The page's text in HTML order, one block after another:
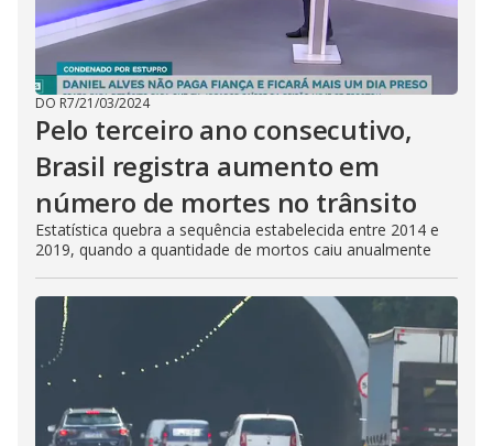
DO R7/21/03/2024
Pelo terceiro ano consecutivo,
Brasil registra aumento em
número de mortes no trânsito
Estatística quebra a sequência estabelecida entre 2014 e
2019, quando a quantidade de mortos caiu anualmente